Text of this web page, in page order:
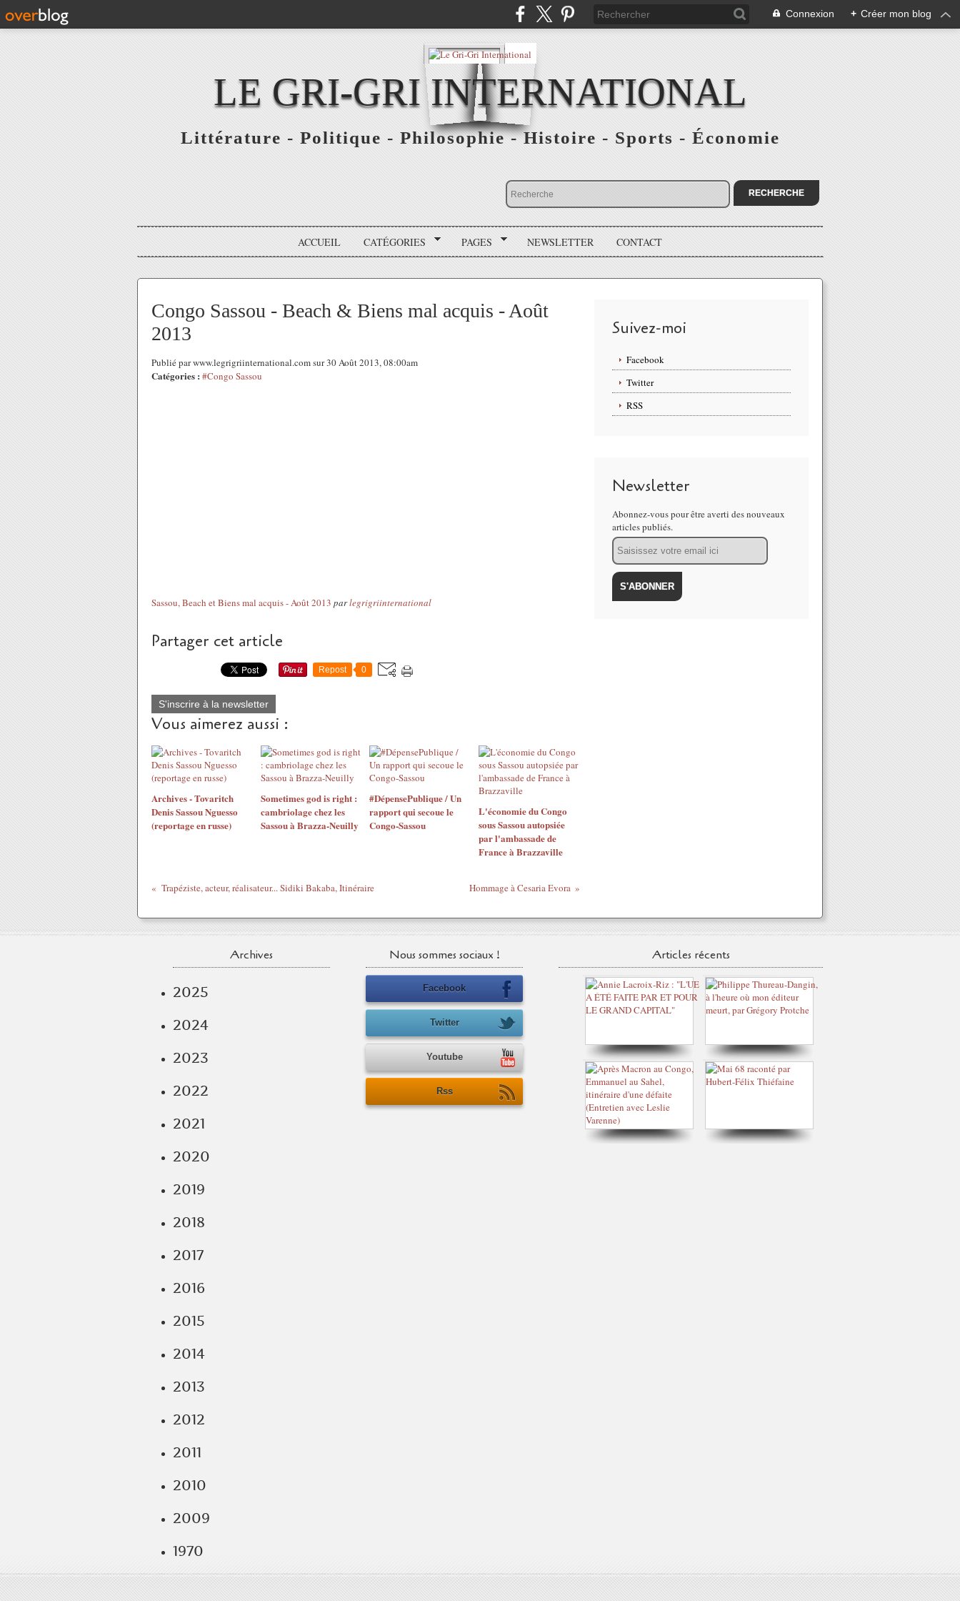
Connexion + Créer mon blog
LE GRI-GRI INTERNATIONAL
Littérature - Politique - Philosophie - Histoire - Sports - Économie
ACCUEIL CATÉGORIES PAGES NEWSLETTER CONTACT
Congo Sassou - Beach & Biens mal acquis - Août
2013
Publié par www.legrigriinternational.com sur 30 Août 2013, 08:00am
Catégories : #Congo Sassou
Sassou, Beach et Biens mal acquis - Août 2013 parlegrigriinternational
Partager cet article
Repost 0
S'inscrire à la newsletter
Vous aimerez aussi :
Archives - Tovaritch
Denis Sassou Nguesso
(reportage en russe)
Sometimes god is right :
cambriolage chez les
Sassou à Brazza-Neuilly
#DépensePublique / Un
rapport qui secoue le
Congo-Sassou
L'économie du Congo
sous Sassou autopsiée
par l'ambassade de
France à Brazzaville
Trapéziste, acteur, réalisateur... Sidiki Bakaba, Itinéraire Hommage à Cesaria Evora
Suivez-moi
Facebook
Twitter
RSS
Newsletter
Abonnez-vous pour être averti des nouveaux
articles publiés.
Email
Archives
2025
2024
2023
2022
2021
2020
2019
2018
2017
2016
2015
2014
2013
2012
2011
2010
2009
1970
Nous sommes sociaux !
Facebook
Twitter
Youtube
Rss
Articles récents